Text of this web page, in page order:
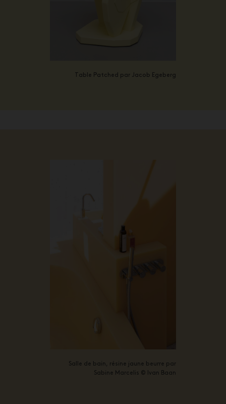
Table Patched par Jacob Egeberg
Salle de bain, résine jaune beurre par
Sabine Marcelis © Ivan Baan